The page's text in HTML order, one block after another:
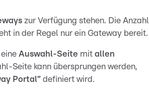
zur Verfügung stehen. Die Anzahl
in der Regel nur ein Gateway bereit.
Auswahl-Seite mit allen
Seite kann übersprungen werden,
Portal” definiert wird.